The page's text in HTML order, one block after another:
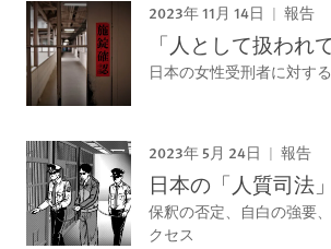
2023年 11月 14日 報告
「人として扱われ
日本の女性受刑者に対す
2023年 5月 24日 報告
日本の「人質司法」
保釈の否定、自白の強要
クセス